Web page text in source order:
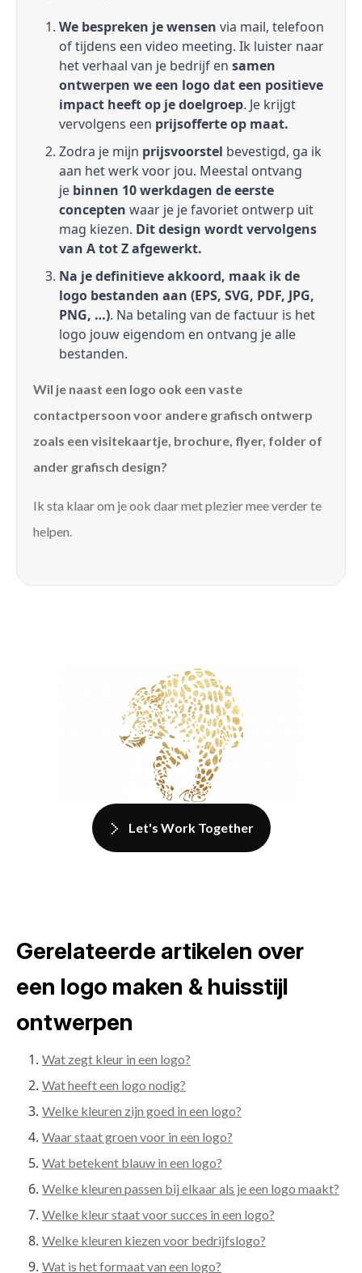
We bespreken je wensen via mail, telefoon
of tijdens een video meeting. Ik luister naar
het verhaal van je bedrijf en samen
ontwerpen we een logo dat een positieve
impact heeft op je doelgroep. Je krijgt
vervolgens een prijsofferte op maat.
Zodra je mijn prijsvoorstel bevestigd, ga ik
aan het werk voor jou. Meestal ontvang
je binnen 10 werkdagen de eerste
concepten waar je je favoriet ontwerp uit
mag kiezen. Dit design wordt vervolgens
van A tot Z afgewerkt.
Na je definitieve akkoord, maak ik de
logo bestanden aan (EPS, SVG, PDF, JPG,
PNG, …). Na betaling van de factuur is het
logo jouw eigendom en ontvang je alle
bestanden.
Wil je naast een logo ook een vaste
contactpersoon voor andere grafisch ontwerp
zoals een visitekaartje, brochure, flyer, folder of
ander grafisch design?
Ik sta klaar om je ook daar met plezier mee verder te
helpen.
Let's Work Together
Gerelateerde artikelen over
een logo maken & huisstijl
ontwerpen
Wat zegt kleur in een logo?
Wat heeft een logo nodig?
Welke kleuren zijn goed in een logo?
Waar staat groen voor in een logo?
Wat betekent blauw in een logo?
Welke kleuren passen bij elkaar als je een logo maakt?
Welke kleur staat voor succes in een logo?
Welke kleuren kiezen voor bedrijfslogo?
Wat is het formaat van een logo?